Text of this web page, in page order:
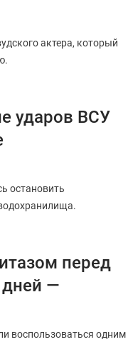
актера, который
ударов ВСУ
остановить
перед
дней —
воспользоваться одним